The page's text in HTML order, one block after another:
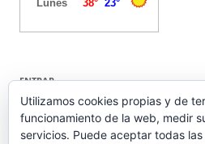
ENTRAR
Acceder
Feed de entradas
Utilizamos cookies propias y de
funcionamiento de la web, medir
servicios. Puede aceptar todas